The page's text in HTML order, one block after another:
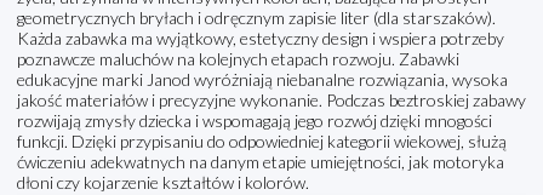
geometrycznych bryłach i odręcznym zapisie liter (dla starszaków).
Każda zabawka ma wyjątkowy, estetyczny design i wspiera potrzeby
poznawcze maluchów na kolejnych etapach rozwoju. Zabawki
edukacyjne marki Janod wyróżniają niebanalne rozwiązania, wysoka
jakość materiałów i precyzyjne wykonanie. Podczas beztroskiej zabawy
rozwijają zmysły dziecka i wspomagają jego rozwój dzięki mnogości
funkcji. Dzięki przypisaniu do odpowiedniej kategorii wiekowej, służą
ćwiczeniu adekwatnych na danym etapie umiejętności, jak motoryka
dłoni czy kojarzenie kształtów i kolorów.